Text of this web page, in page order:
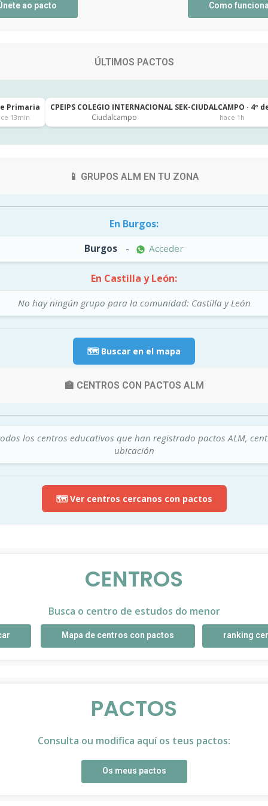
ao pacto Como
ÚLTIMOS PACTOS
Primaria
13min
CPEIPS COLEGIO INTERNACIONAL SEK-CIUDALCAMPO · 4º
Ciudalcampo
hace 1h
📱 GRUPOS ALM EN TU ZONA
En Burgos:
Burgos - Acceder
En Castilla y León:
No hay ningún grupo para la comunidad: Castilla y León
🗺️ Buscar en el mapa
🏫 CENTROS CON PACTOS ALM
los centros educativos que han registrado pactos ALM,
ubicación
🗺️ Ver centros cercanos con pactos
CENTROS
Busca o centro de estudos do menor
Mapa de centros con pactos ranking
PACTOS
Consulta ou modifica aquí os teus pactos:
Os meus pactos